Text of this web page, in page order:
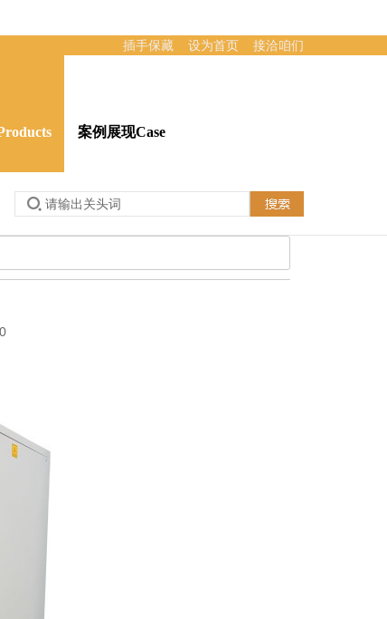
插手保藏 设为首页 接洽咱们
案例展现Case